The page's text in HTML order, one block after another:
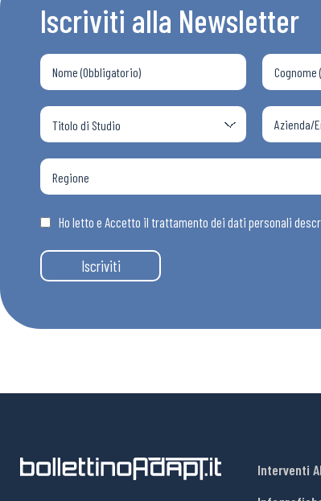
Iscriviti alla Newsletter
Ho letto e Accetto il trattamento dei dati personali
Iscriviti
Interventi